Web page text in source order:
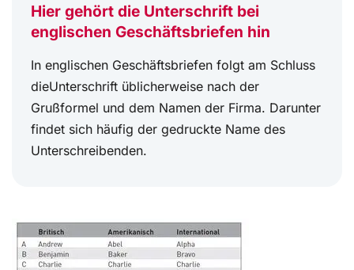
Hier gehört die Unterschrift bei
englischen Geschäftsbriefen hin
In englischen Geschäftsbriefen folgt am Schluss
dieUnterschrift üblicherweise nach der
Grußformel und dem Namen der Firma. Darunter
findet sich häufig der gedruckte Name des
Unterschreibenden.